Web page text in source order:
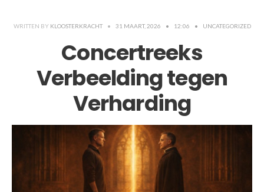
WRITTEN BY KLOOSTERKRACHT • 31 MAART, 2026 • 12:06 • UNCATEGORIZED
Concertreeks
Verbeelding tegen
Verharding